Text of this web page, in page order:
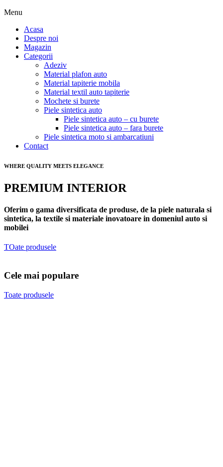
Menu
Acasa
Despre noi
Magazin
Categorii
Adeziv
Material plafon auto
Material tapiterie mobila
Material textil auto tapiterie
Mochete si burete
Piele sintetica auto
Piele sintetica auto – cu burete
Piele sintetica auto – fara burete
Piele sintetica moto si ambarcatiuni
Contact
WHERE QUALITY MEETS ELEGANCE
PREMIUM INTERIOR
Oferim o gama diversificata de produse, de la piele naturala si
sintetica, la textile si materiale inovatoare in domeniul auto si
mobilei
TOate produsele
Cele mai populare
Toate produsele